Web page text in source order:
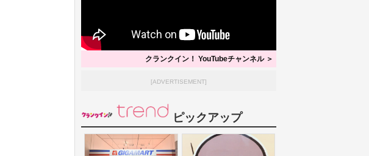
クランクイン！ YouTubeチャンネル ＞
[ADVERTISEMENT]
ピックアップ